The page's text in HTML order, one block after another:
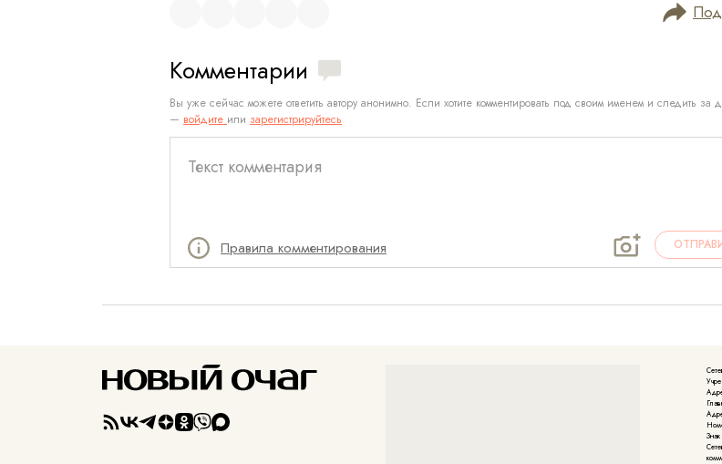
Комментарии
Вы уже сейчас можете ответить автору анонимно. Если хотите комментировать под своим именем и следить за
— войдите или зарегистрируйтесь
Правила комментирования